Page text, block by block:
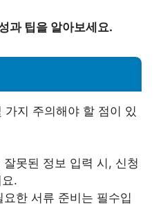
과 팁을 알아보세요.
지 주의해야 할 점이 있
잘못된 정보 입력 시, 신청
.
요한 서류 준비는 필수입